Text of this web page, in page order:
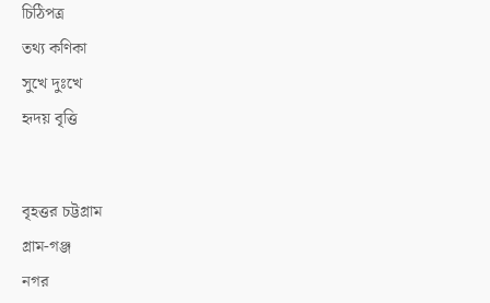
চিঠিপত্র
তথ্য কণিকা
সুখে দুঃখে
হৃদয় বৃত্তি
বৃহত্তর চট্টগ্রাম
গ্রাম-গঞ্জ
নগর